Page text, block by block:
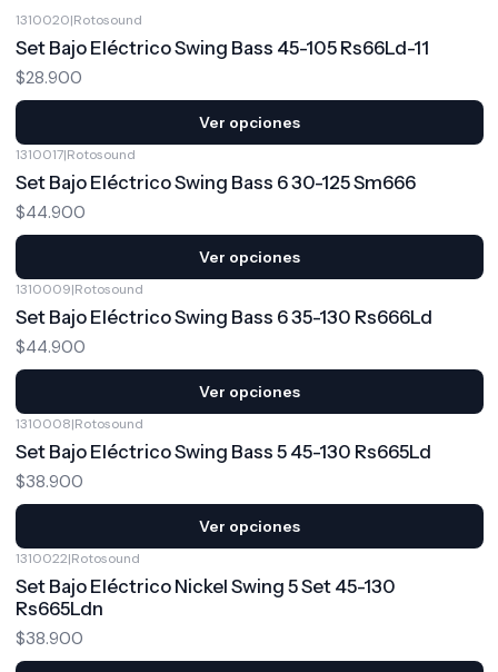
1310020|Rotosound
Set Bajo Eléctrico Swing Bass 45-105 Rs66Ld-11
$28.900
Ver opciones
1310017|Rotosound
Set Bajo Eléctrico Swing Bass 6 30-125 Sm666
$44.900
Ver opciones
1310009|Rotosound
Set Bajo Eléctrico Swing Bass 6 35-130 Rs666Ld
$44.900
Ver opciones
1310008|Rotosound
Set Bajo Eléctrico Swing Bass 5 45-130 Rs665Ld
$38.900
Ver opciones
1310022|Rotosound
Set Bajo Eléctrico Nickel Swing 5 Set 45-130
Rs665Ldn
$38.900